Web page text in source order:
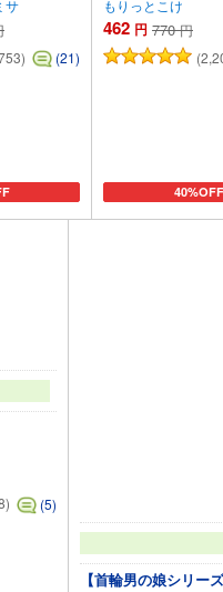
サ
(21)
加
もりっとこけ
462 円 770 円
40%OFF
カートに
(5)
【首輪男の娘シリー